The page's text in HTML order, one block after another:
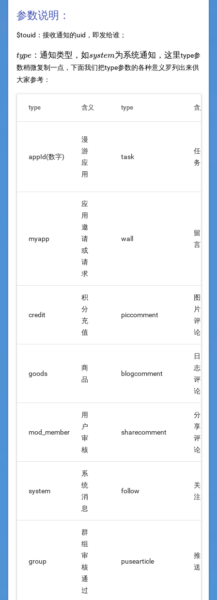
参数说明：
$touid：接收通知的uid，即发给谁；
type：
通知类
型，如
system
为系统
这里
type ：通知类型，如system为系统通知，这里type参
数稍微复制一点，下面我们把type参数的各种意义罗列出来供
大家参考：
type 含义 type 含义
appId(数字)
漫
游
应
用
task
任
务
myapp
应
用
邀
请
或
请
求
wall
留
言
credit
积
分
充
值
piccomment
图
片
评
论
goods
商
品
blogcomment
日
志
评
论
mod_member
用
户
审
核
sharecomment
分
享
评
论
system
系
统
消
息
follow
关
注
group
群
组
审
核
通
过
pusearticle
推
送